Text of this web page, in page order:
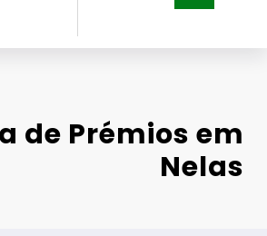
de Prémios em
Nelas